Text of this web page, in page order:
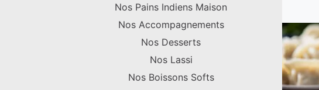
Nos Pains Indiens Maison
Nos Accompagnements
Nos Desserts
Nos Lassi
Nos Boissons Softs